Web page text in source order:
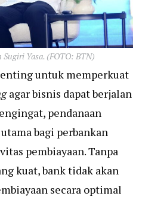
Yasa. (FOTO: BTN)
untuk memperkuat
agar bisnis dapat berjalan
pendanaan
bagi perbankan
pembiayaan. Tanpa
kuat, bank tidak akan
secara optimal